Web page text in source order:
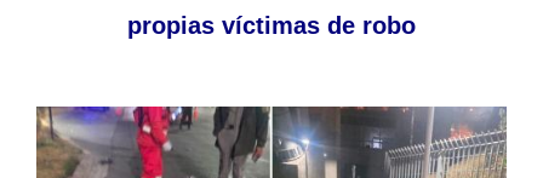
propias víctimas de robo